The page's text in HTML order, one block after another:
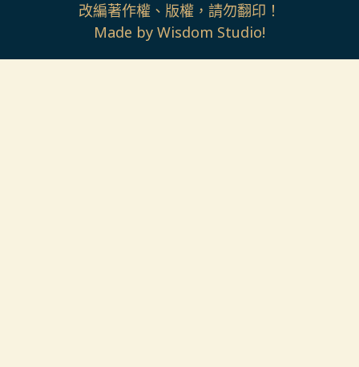
改編著作權、版權，請勿翻印！
Made by Wisdom Studio!